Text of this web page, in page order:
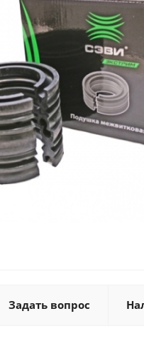
Задать вопрос